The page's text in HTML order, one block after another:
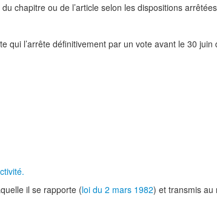
chapitre ou de l’article selon les dispositions
l’arrête définitivement par un vote avant le 30 juin
il se rapporte (loi du 2 mars 1982) et transmis au